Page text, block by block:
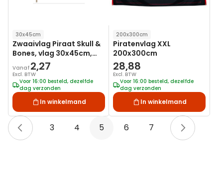
30x45cm
Zwaaivlag Piraat Skull &
Bones, vlag 30x45cm,
stoklengte 75cm
Vanaf 2,27
Excl. BTW
Voor 16:00 besteld, dezelfde
dag verzonden
In winkelmand
200x300cm
Piratenvlag XXL
200x300cm
28,88
Excl. BTW
Voor 16:00 besteld, dezelfde
dag verzonden
In winkelmand
Pagina
Pagina
VorigePagina
3 Pagina
4 U lees momenteel pagina
5 Pagina
6 Pagina
7 Pagina